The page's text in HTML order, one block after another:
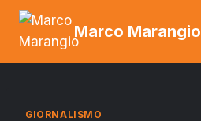
Salta
contenuto
Marco Marangio
GIORNALISMO